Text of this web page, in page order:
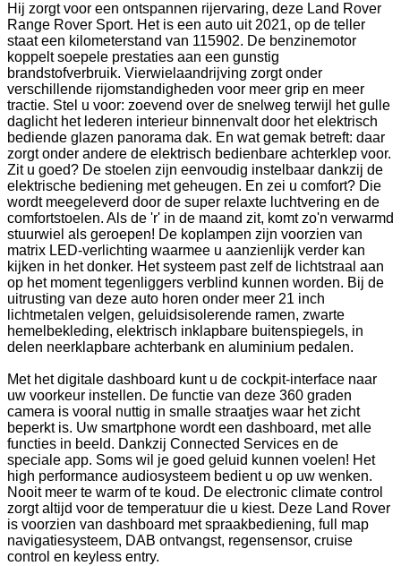
Hij zorgt voor een ontspannen rijervaring, deze Land Rover
Range Rover Sport. Het is een auto uit 2021, op de teller
staat een kilometerstand van 115902. De benzinemotor
koppelt soepele prestaties aan een gunstig
brandstofverbruik. Vierwielaandrijving zorgt onder
verschillende rijomstandigheden voor meer grip en meer
tractie. Stel u voor: zoevend over de snelweg terwijl het gulle
daglicht het lederen interieur binnenvalt door het elektrisch
bediende glazen panorama dak. En wat gemak betreft: daar
zorgt onder andere de elektrisch bedienbare achterklep voor.
Zit u goed? De stoelen zijn eenvoudig instelbaar dankzij de
elektrische bediening met geheugen. En zei u comfort? Die
wordt meegeleverd door de super relaxte luchtvering en de
comfortstoelen. Als de 'r' in de maand zit, komt zo'n verwarmd
stuurwiel als geroepen! De koplampen zijn voorzien van
matrix LED-verlichting waarmee u aanzienlijk verder kan
kijken in het donker. Het systeem past zelf de lichtstraal aan
op het moment tegenliggers verblind kunnen worden. Bij de
uitrusting van deze auto horen onder meer 21 inch
lichtmetalen velgen, geluidsisolerende ramen, zwarte
hemelbekleding, elektrisch inklapbare buitenspiegels, in
delen neerklapbare achterbank en aluminium pedalen.
Met het digitale dashboard kunt u de cockpit-interface naar
uw voorkeur instellen. De functie van deze 360 graden
camera is vooral nuttig in smalle straatjes waar het zicht
beperkt is. Uw smartphone wordt een dashboard, met alle
functies in beeld. Dankzij Connected Services en de
speciale app. Soms wil je goed geluid kunnen voelen! Het
high performance audiosysteem bedient u op uw wenken.
Nooit meer te warm of te koud. De electronic climate control
zorgt altijd voor de temperatuur die u kiest. Deze Land Rover
is voorzien van dashboard met spraakbediening, full map
navigatiesysteem, DAB ontvangst, regensensor, cruise
control en keyless entry.